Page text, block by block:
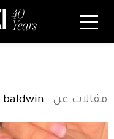
مقالات عن : hailey baldwin